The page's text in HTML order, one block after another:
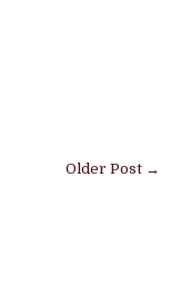
Older Post →